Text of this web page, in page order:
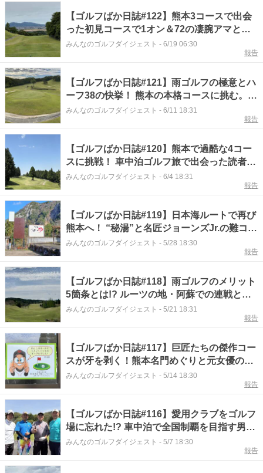
【ゴルフばか日誌#122】熊本3コースで出会
った初見コースで1オン＆72の凄腕アマと
「おべんとうのヒライ」で舌鼓
みんなのゴルフダイジェスト - 6/19 06:30
報告
【ゴルフばか日誌#121】雨ゴルフの極意とハ
ーフ38の快挙！ 熊本の本格コースに挑む。車
中泊で全国制覇へ
みんなのゴルフダイジェスト - 6/11 18:31
報告
【ゴルフばか日誌#120】熊本で過酷な4コー
スに挑戦！ 車中泊ゴルフ旅で出会った読者の
温かい声
みんなのゴルフダイジェスト - 6/4 18:31
報告
【ゴルフばか日誌#119】日本海ルートで再び
熊本へ！ “秘湯”と名匠ジョーンズJr.の難コー
スに挑む1カ月遠征の幕開け
みんなのゴルフダイジェスト - 5/28 18:30
報告
【ゴルフばか日誌#118】雨ゴルフのメリット
5箇条とは!? ルーツの地・阿蘇での連戦と忘
れ物回収の珍道中
みんなのゴルフダイジェスト - 5/21 18:31
報告
【ゴルフばか日誌#117】巨匠たちの傑作コー
スが牙を剥く！熊本名門めぐりと元女優の叔
母との再会
みんなのゴルフダイジェスト - 5/14 18:30
報告
【ゴルフばか日誌#116】愛用クラブをゴルフ
場に忘れた!? 車中泊で全国制覇を目指す男の
ドタバタ西日本ラウンド旅
みんなのゴルフダイジェスト - 5/7 18:30
報告